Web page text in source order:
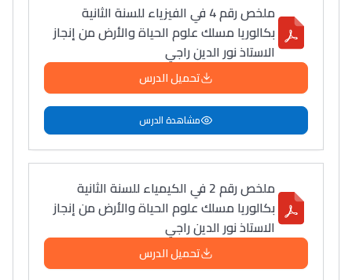
ملخص رقم 4 في الفيزياء للسنة الثانية
بكالوريا مسلك علوم الحياة والأرض من إنجاز
الاستاذ نور الدين راجي
تحميل الدرس
مشاهدة الدرس
ملخص رقم 2 في الكيمياء للسنة الثانية
بكالوريا مسلك علوم الحياة والأرض من إنجاز
الاستاذ نور الدين راجي
تحميل الدرس